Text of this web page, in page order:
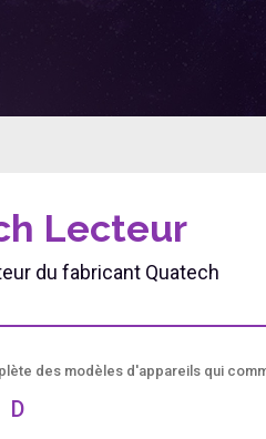
Lecteur
du fabricant Quatech
des modèles d'appareils qui
D